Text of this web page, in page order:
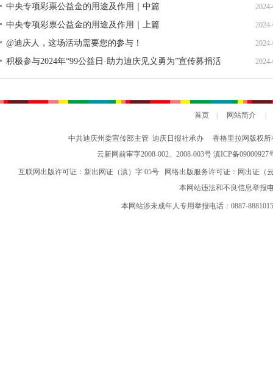
中央专项彩票公益金的用途及作用｜中篇
中央专项彩票公益金的用途及作用｜上篇
@迪庆人，这场活动需要您的参与！
积极参与2024年“99公益日·助力迪庆见义勇为”宣传募捐活
动倡议书